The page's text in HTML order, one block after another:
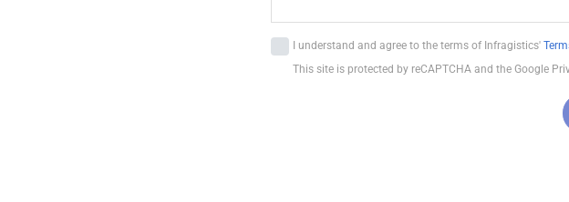
I understand and agree to the terms of Infragistics'
This site is protected by reCAPTCHA and the Google